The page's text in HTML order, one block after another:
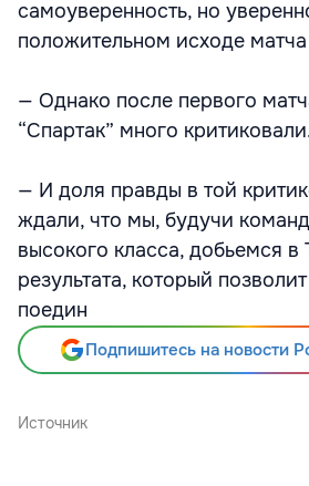
самоуверенность, но
положительном исходе матча
— Однако после первого
“Спартак” много
— И доля правды в той
ждали, что мы, будучи
высокого класса, добьемся в
результата, который
поедин
Подпишитесь на новости
Источник